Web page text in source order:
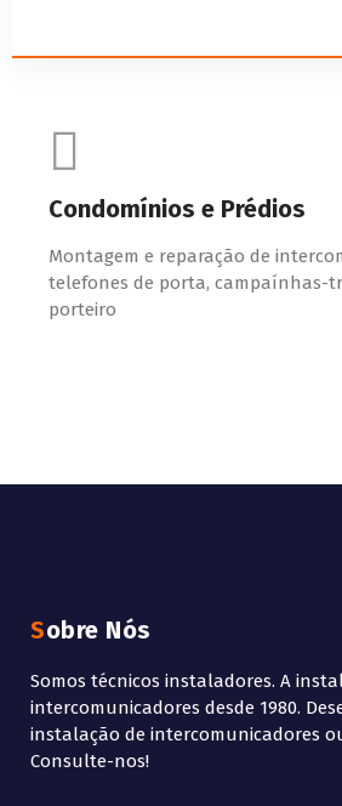
Condomínios e Prédios
Montagem e reparação de
telefones de porta, campaínhas-
porteiro
Sobre Nós
Somos técnicos instaladores. A
intercomunicadores desde 1980.
instalação de intercomunicadores
Consulte-nos!